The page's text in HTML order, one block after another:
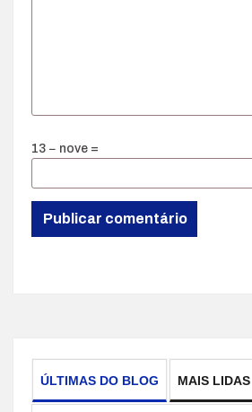
13 − nove =
ÚLTIMAS DO BLOG MAIS LIDAS